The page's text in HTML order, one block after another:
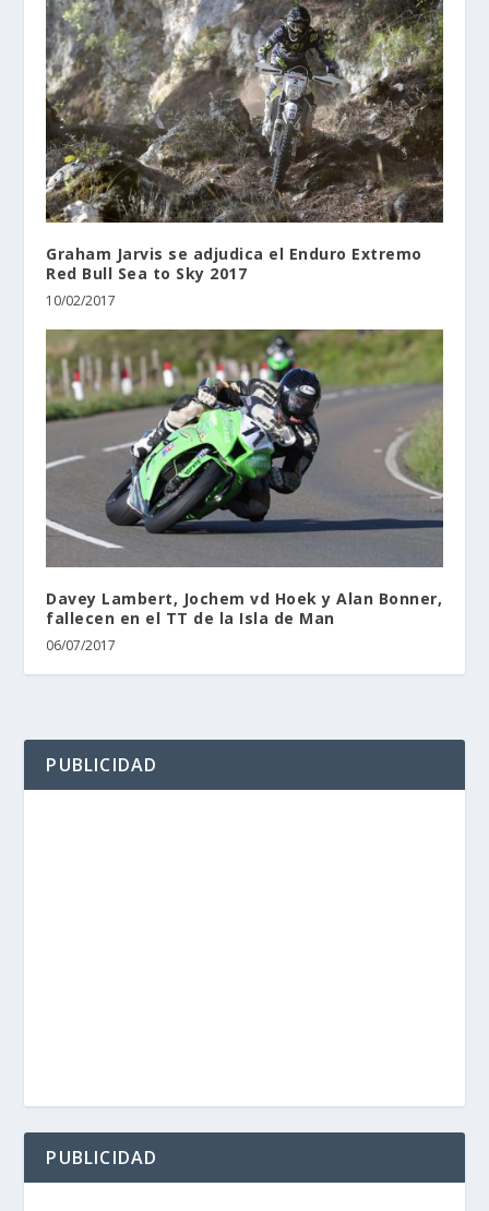
Graham Jarvis se adjudica el Enduro Extremo
Red Bull Sea to Sky 2017
10/02/2017
Davey Lambert, Jochem vd Hoek y Alan Bonner,
fallecen en el TT de la Isla de Man
06/07/2017
PUBLICIDAD
PUBLICIDAD